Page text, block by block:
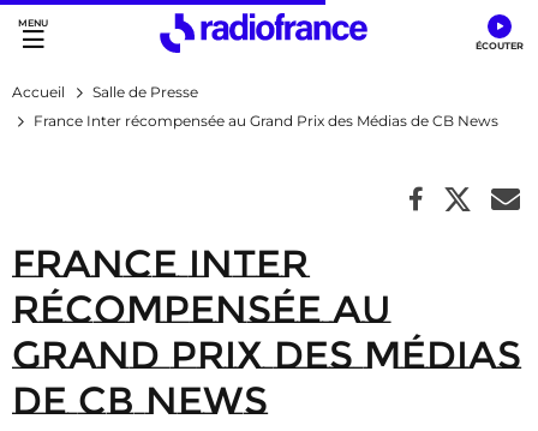
Accès direct :
Menu principal
Contenu
Accueil
Salle de Presse
France Inter récompensée au Grand Prix des Médias de CB News
France Inter
récompensée au
Grand Prix des Médias
de CB News